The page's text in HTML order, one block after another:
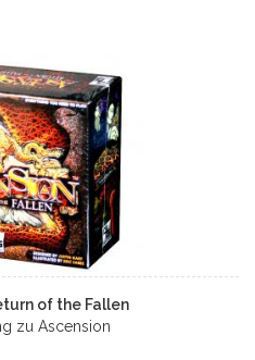
of the Fallen
zu Ascension